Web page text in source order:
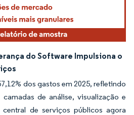
do Software Impulsiona o
dos gastos em 2025, refletindo
de análise, visualização e
de serviços públicos agora